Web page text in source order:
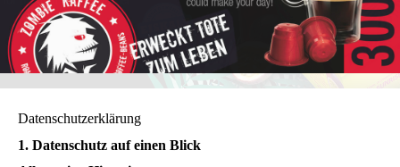
Datenschutzerklärung
1. Datenschutz auf einen Blick